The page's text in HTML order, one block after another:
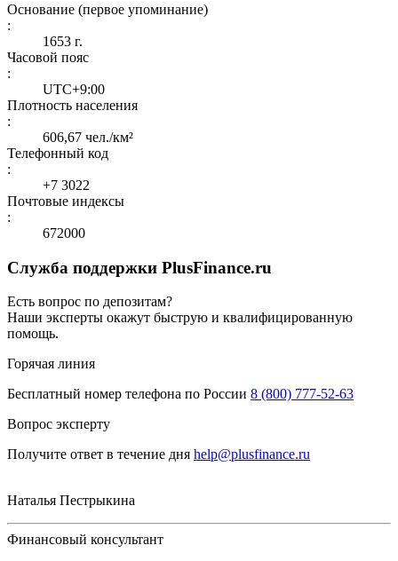
Основание (первое упоминание)
:
1653 г.
Часовой пояс
:
UTC+9:00
Плотность населения
:
606,67 чел./км²
Телефонный код
:
+7 3022
Почтовые индексы
:
672000
Служба поддержки PlusFinance.ru
Есть вопрос по депозитам?
Наши эксперты окажут быструю и квалифицированную
помощь.
Горячая линия
Бесплатный номер телефона по России 8 (800) 777-52-63
Вопрос эксперту
Получите ответ в течение дня help@plusfinance.ru
Наталья Пестрыкина
Финансовый консультант